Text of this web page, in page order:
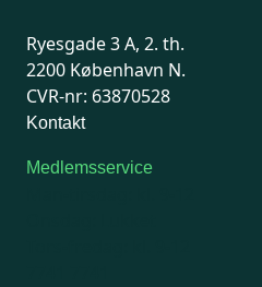
Ryesgade 3 A, 2. th.
2200 København N.
CVR-nr: 63870528
Kontakt
Medlemsservice